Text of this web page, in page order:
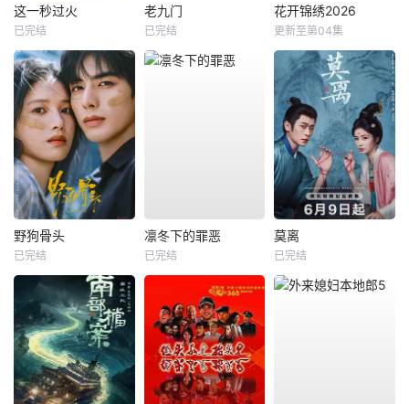
这一秒过火
已完结
老九门
已完结
花开锦绣2026
更新至第04集
野狗骨头
已完结
凛冬下的罪恶
已完结
莫离
已完结